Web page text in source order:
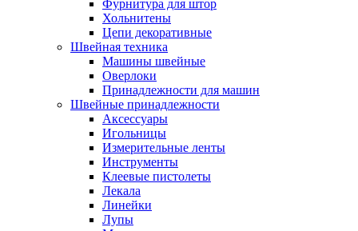
Фурнитура для штор
Хольнитены
Цепи декоративные
Швейная техника
Машины швейные
Оверлоки
Принадлежности для машин
Швейные принадлежности
Аксессуары
Игольницы
Измерительные ленты
Инструменты
Клеевые пистолеты
Лекала
Линейки
Лупы